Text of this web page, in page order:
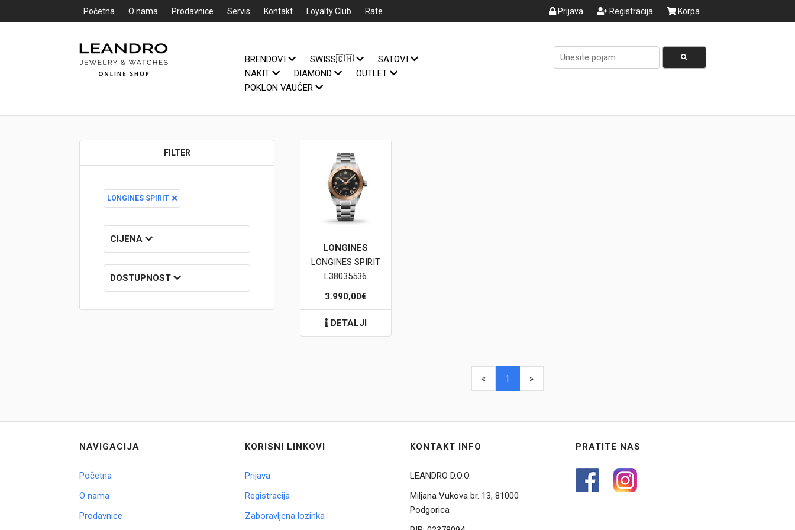
Početna
Loyalty Club
Brendovi
Outlet
POKLON VAUČER
Prijava
Početna O nama Prodavnice Servis Kontakt Loyalty Club Rate Prijava Registracija Korpa
BRENDOVI SWISS🇨🇭
SATOVI
NAKIT
DIAMOND
OUTLET
POKLON VAUČER
FILTER
LONGINES SPIRIT
CIJENA
DOSTUPNOST
LONGINES
LONGINES SPIRIT
L38035536
3.990,00€
DETALJI
« 1 »
NAVIGACIJA
Početna
O nama
Prodavnice
KORISNI LINKOVI
Prijava
Registracija
Zaboravljena lozinka
KONTAKT INFO
LEANDRO D.O.O.
Miljana Vukova br. 13, 81000
Podgorica
PRATITE NAS